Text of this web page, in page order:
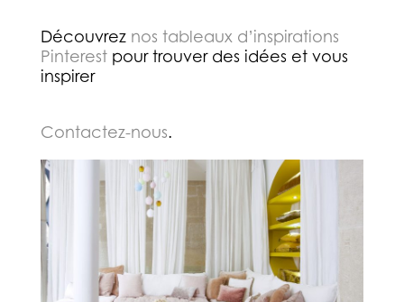
Découvrez nos tableaux d’inspirations
Pinterestpour trouver des idées et vous
inspirer
Contactez-nous.